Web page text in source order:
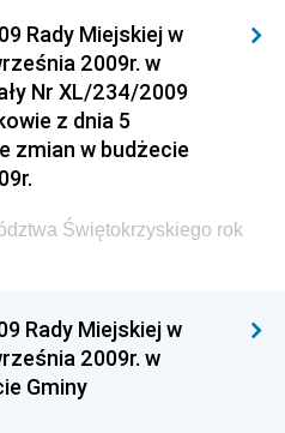
Administracji,
Środowiska
Administracji i
L
Komunikacji
Rolnictwa i
Rady Miejskiej w
2009r. w
Nr XL/234/2009
z dnia 5
zmian w budżecie
Świętokrzyskiego rok
Rady Miejskiej w
2009r. w
Gminy